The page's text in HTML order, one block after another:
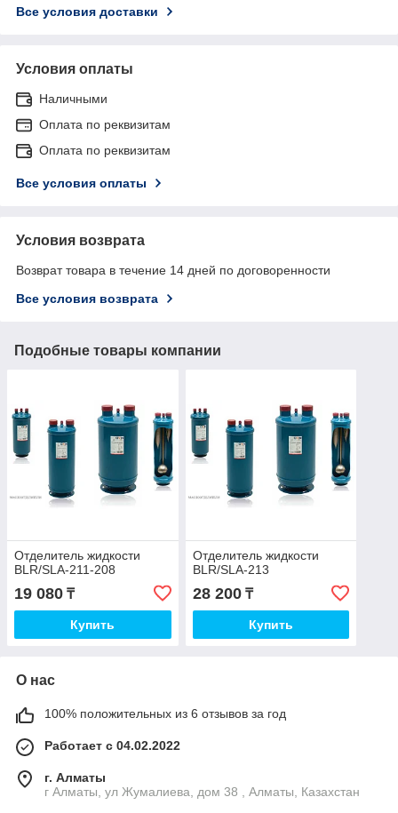
Все условия доставки
Условия оплаты
Наличными
Оплата по реквизитам
Оплата по реквизитам
Все условия оплаты
Условия возврата
Возврат товара в течение 14 дней по договоренности
Все условия возврата
Подобные товары компании
Отделитель жидкости
BLR/SLA-211-208
19 080 ₸
Купить
Отделитель жидкости
BLR/SLA-213
28 200₸
Купить
О нас
100% положительных из 6 отзывов за год
Работает с 04.02.2022
г. Алматы
г Алматы, ул Жумалиева, дом 38 , Алматы, Казахстан